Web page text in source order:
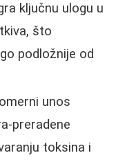
ključnu ulogu u
što
podložnije od
unos
preradene
toksina i